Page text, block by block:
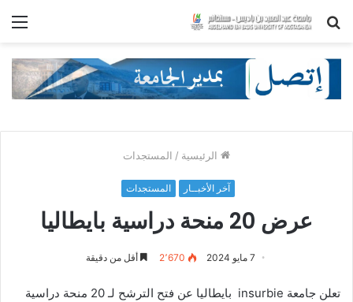
بحث
الرئيسية / المستجدات
آخر الأخبــار المستجدات
عرض 20 منحة دراسية بايطاليا
7 مايو 2024 2٬670 أقل من دقيقة
تعلن جامعة insurbie بايطاليا عن فتح الترشح لـ 20 منحة دراسية